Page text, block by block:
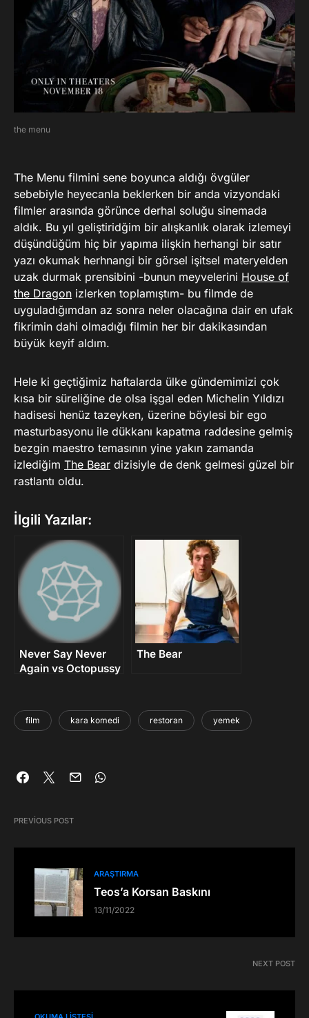
the menu
The Menu filmini sene boyunca aldığı övgüler
sebebiyle heyecanla beklerken bir anda vizyondaki
filmler arasında görünce derhal soluğu sinemada
aldık. Bu yıl geliştiridğim bir alışkanlık olarak izlemeyi
düşündüğüm hiç bir yapıma ilişkin herhangi bir satır
yazı okumak herhnangi bir görsel işitsel materyelden
uzak durmak prensibini -bunun meyvelerini House of
the Dragon izlerken toplamıştım- bu filmde de
uyguladığımdan az sonra neler olacağına dair en ufak
fikrimin dahi olmadığı filmin her bir dakikasından
büyük keyif aldım.
Hele ki geçtiğimiz haftalarda ülke gündemimizi çok
kısa bir süreliğine de olsa işgal eden Michelin Yıldızı
hadisesi henüz tazeyken, üzerine böylesi bir ego
masturbasyonu ile dükkanı kapatma raddesine gelmiş
bezgin maestro temasının yine yakın zamanda
izlediğim The Bear dizisiyle de denk gelmesi güzel bir
rastlantı oldu.
İlgili Yazılar:
Never Say Never
Again vs Octopussy
The Bear
film kara komedi restoran yemek
PREVIOUS POST
ARAŞTIRMA
Teos’a Korsan Baskını
13/11/2022
NEXT POST